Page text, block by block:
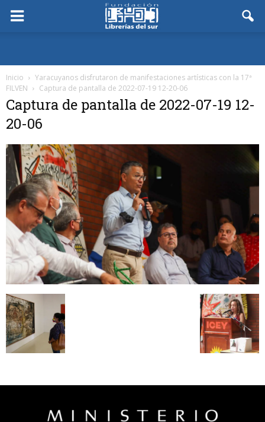
Inicio
Yaracuyanos disfrutaron de manifestaciones artísticas con la 17ª
FILVEN
Captura de pantalla de 2022-07-19 12-20-06
Captura de pantalla de 2022-07-19 12-
20-06